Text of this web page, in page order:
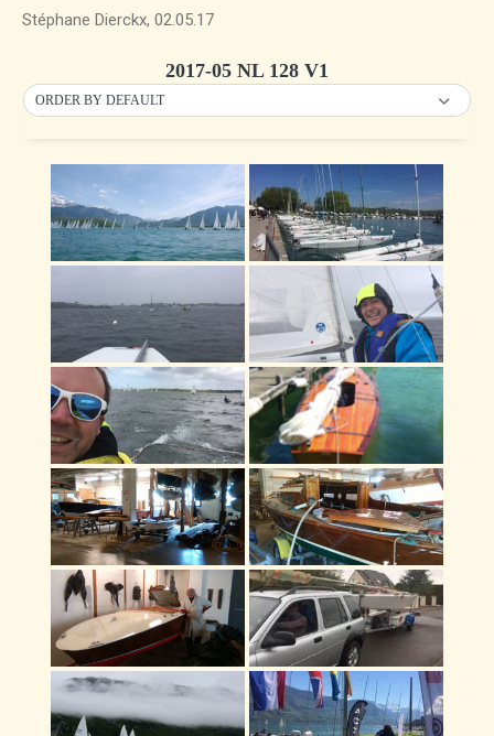
Stéphane Dierckx, 02.05.17
2017-05 NL 128 V1
ORDER BY DEFAULT